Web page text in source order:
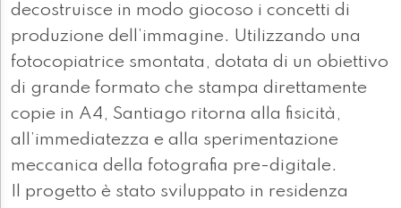
decostruisce in modo giocoso i concetti di
produzione dell’immagine. Utilizzando una
fotocopiatrice smontata, dotata di un obiettivo
di grande formato che stampa direttamente
copie in A4, Santiago ritorna alla fisicità,
all’immediatezza e alla sperimentazione
meccanica della fotografia pre-digitale.
Il progetto è stato sviluppato in residenza